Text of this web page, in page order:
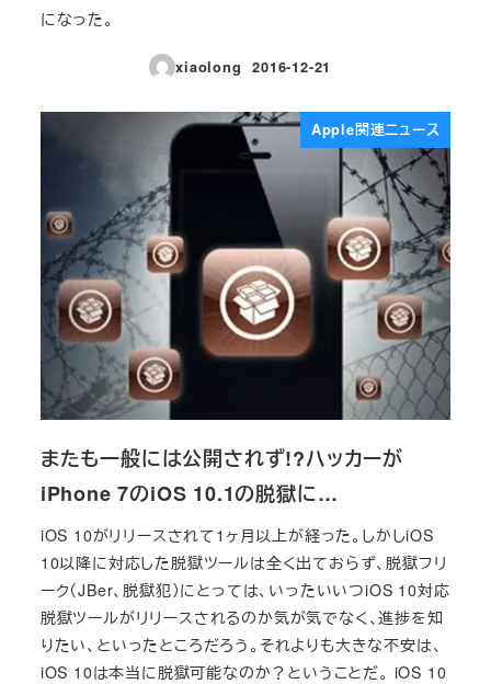
になった。
xiaolong
投稿日
2016-12-21
Apple関連ニュース
またも一般には公開されず!?ハッカーが
iPhone 7のiOS 10.1の脱獄に…
iOS 10がリリースされて1ヶ月以上が経った。しかしiOS
10以降に対応した脱獄ツールは全く出ておらず、脱獄フリ
ーク（JBer、脱獄犯）にとっては、いったいいつiOS 10対応
脱獄ツールがリリースされるのか気が気でなく、進捗を知
りたい、といったところだろう。それよりも大きな不安は、
iOS 10は本当に脱獄可能なのか？ということだ。 iOS 10